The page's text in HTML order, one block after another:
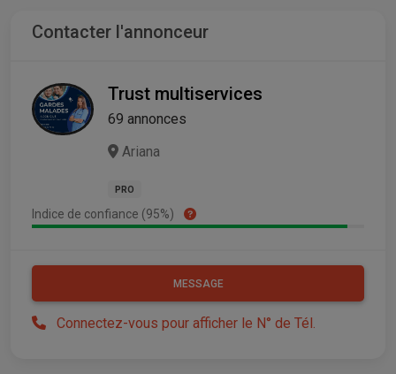
Contacter l'annonceur
Trust multiservices
69 annonces
Ariana
PRO
Indice de confiance (95%)
MESSAGE
Connectez-vous pour afficher le N° de Tél.